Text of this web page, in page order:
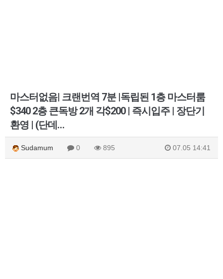
마스터없음| 크랜번역 7분 |독립된 1층 마스터룸
$340 2층 큰독방 2개 각$200 | 즉시입주 | 장단기
환영 | (단데…
Sudamum 0 895 07.05 14:41